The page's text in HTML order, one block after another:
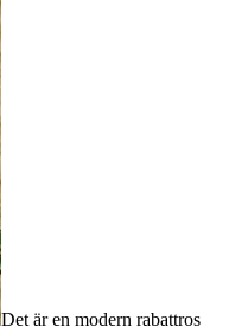
Det är en modern rabattros